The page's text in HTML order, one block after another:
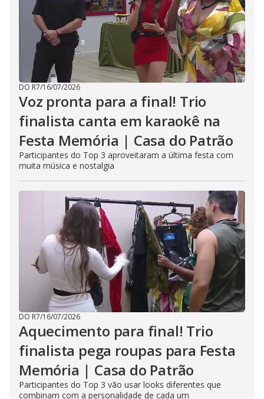
DO R7/16/07/2026
Voz pronta para a final! Trio
finalista canta em karaokê na
Festa Memória | Casa do Patrão
Participantes do Top 3 aproveitaram a última festa com
muita música e nostalgia
DO R7/16/07/2026
Aquecimento para final! Trio
finalista pega roupas para Festa
Memória | Casa do Patrão
Participantes do Top 3 vão usar looks diferentes que
combinam com a personalidade de cada um